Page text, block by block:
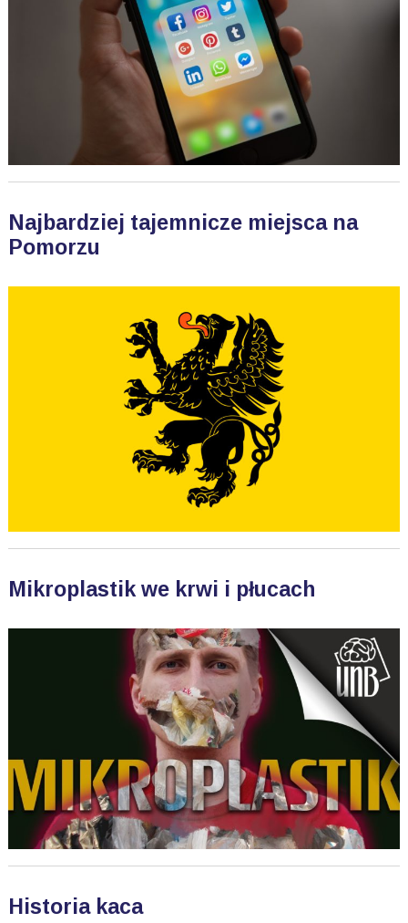
Najbardziej tajemnicze miejsca na
Pomorzu
Mikroplastik we krwi i płucach
Historia kaca